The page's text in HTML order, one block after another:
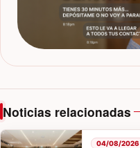
Noticias relacionadas
04/08/2026